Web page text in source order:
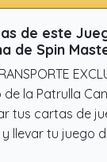
de este
de Spin
la Patrulla
tus cartas de
llevar tu juego